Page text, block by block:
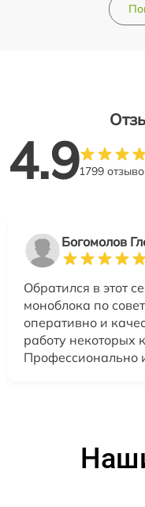
4.91799
Богомолов
Обратился в этот
моноблока по
оперативно и
работу некоторых
Профессионально